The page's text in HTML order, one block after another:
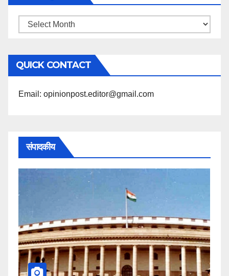
महिने
अनुसार
पढ़ें
QUICK CONTACT
Email: opinionpost.editor@gmail.com
संपादकीय